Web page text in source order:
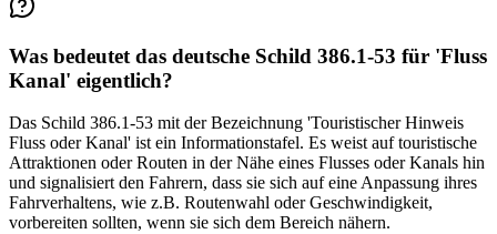
Was bedeutet das deutsche Schild 386.1-53 für 'Fluss
Kanal' eigentlich?
Das Schild 386.1-53 mit der Bezeichnung 'Touristischer Hinweis
Fluss oder Kanal' ist ein Informationstafel. Es weist auf touristische
Attraktionen oder Routen in der Nähe eines Flusses oder Kanals hin
und signalisiert den Fahrern, dass sie sich auf eine Anpassung ihres
Fahrverhaltens, wie z.B. Routenwahl oder Geschwindigkeit,
vorbereiten sollten, wenn sie sich dem Bereich nähern.